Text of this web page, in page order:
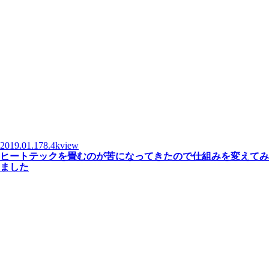
2019.01.178.4kview
ヒートテックを畳むのが苦になってきたので仕組みを変えてみ
ました